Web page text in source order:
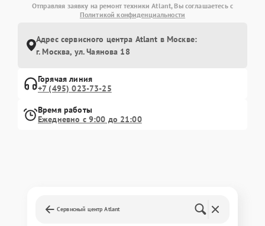
Отправляя заявку на ремонт техники Atlant, Вы соглашаетесь с
Политикой конфиденциальности
Адрес сервисного центра Atlant в Москве:
г. Москва, ул. Чаянова 18
Горячая линия
+7 (495) 023-73-25
Время работы
Ежедневно с 9:00 до 21:00
Сервисный центр Atlant